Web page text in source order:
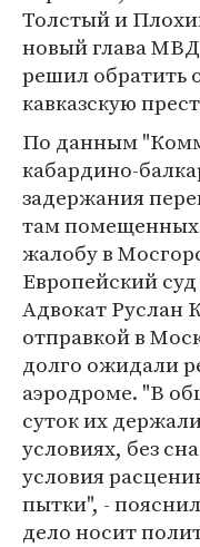
Толстый и
новый глава МВД
решил обратить
кавказскую
По данным
кабардино-
задержания
там помещенных
жалобу в
Европейский
Адвокат Руслан
отправкой в
долго ожидали
аэродроме. "В
суток их
условиях, без
условия
пытки", -
дело носит